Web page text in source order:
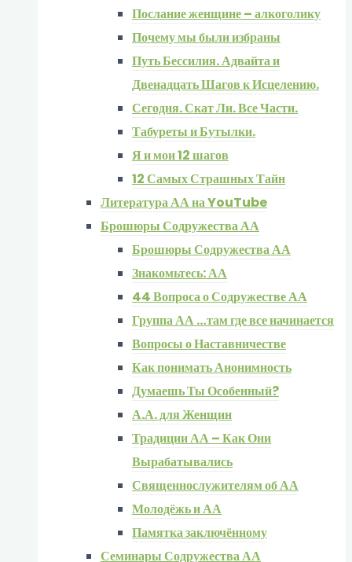
Послание женщине – алкоголику
Почему мы были избраны
Путь Бессилия. Адвайта и
Двенадцать Шагов к Исцелению.
Сегодня. Скат Ли. Все Части.
Табуреты и Бутылки.
Я и мои 12 шагов
12 Самых Страшных Тайн
Литература АА на YouTube
Брошюры Содружества АА
Брошюры Содружества АА
Знакомьтесь: АА
44 Вопроса о Содружестве АА
Группа АА …там где все начинается
Вопросы о Наставничестве
Как понимать Анонимность
Думаешь Ты Особенный?
А.А. для Женщин
Традиции АА – Как Они
Вырабатывались
Священнослужителям об АА
Молодёжь и АА
Памятка заключённому
Семинары Содружества АА